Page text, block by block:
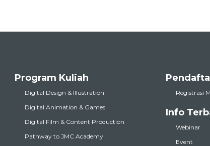
Program Kuliah
Digital Design & Illustration
Digital Animation & Games
Digital Film & Content Production
Pathway to JMC Academy
Registrasi
Info
Webinar
Event